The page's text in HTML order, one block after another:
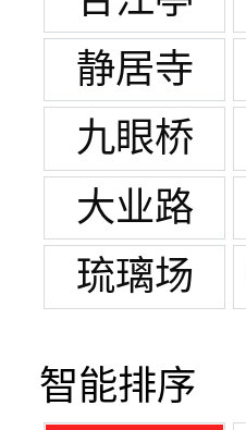
静居寺
九眼桥
大业路
琉璃场
智能排序